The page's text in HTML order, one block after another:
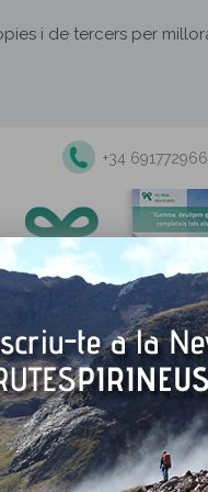
i de tercers per
+34 691772966
Excursions i activitats